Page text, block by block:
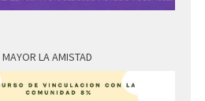
LA AMISTAD